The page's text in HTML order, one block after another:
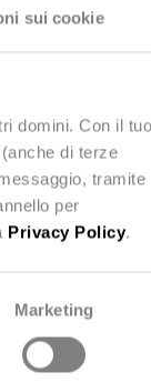
sui cookie
domini. Con il tuo
di terze
tramite
per
Privacy Policy.
Marketing
NEXT
2026
e